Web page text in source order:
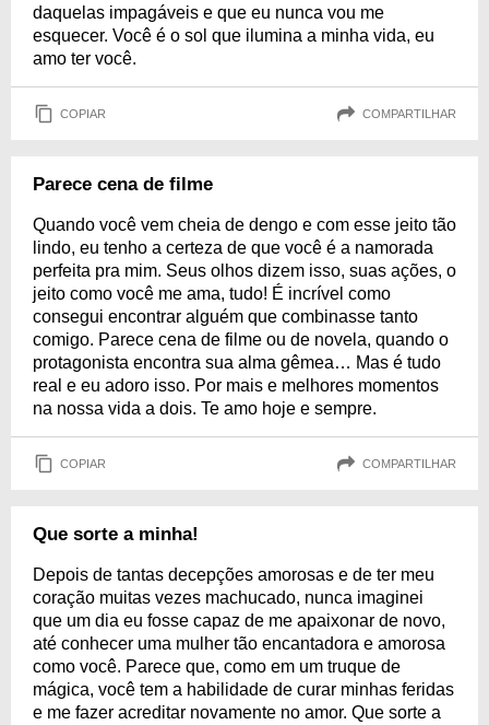
daquelas impagáveis e que eu nunca vou me
esquecer. Você é o sol que ilumina a minha vida, eu
amo ter você.
COPIAR COMPARTILHAR
Parece cena de filme
Quando você vem cheia de dengo e com esse jeito tão
lindo, eu tenho a certeza de que você é a namorada
perfeita pra mim. Seus olhos dizem isso, suas ações, o
jeito como você me ama, tudo! É incrível como
consegui encontrar alguém que combinasse tanto
comigo. Parece cena de filme ou de novela, quando o
protagonista encontra sua alma gêmea… Mas é tudo
real e eu adoro isso. Por mais e melhores momentos
na nossa vida a dois. Te amo hoje e sempre.
COPIAR COMPARTILHAR
Que sorte a minha!
Depois de tantas decepções amorosas e de ter meu
coração muitas vezes machucado, nunca imaginei
que um dia eu fosse capaz de me apaixonar de novo,
até conhecer uma mulher tão encantadora e amorosa
como você. Parece que, como em um truque de
mágica, você tem a habilidade de curar minhas feridas
e me fazer acreditar novamente no amor. Que sorte a